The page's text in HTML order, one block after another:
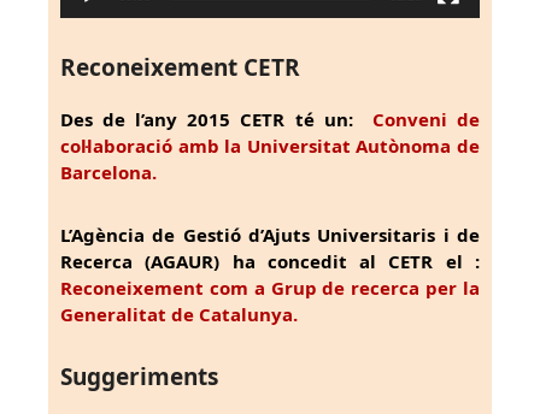
Reconeixement CETR
Des de l’any 2015 CETR té un: Conveni de
col·laboració amb la Universitat Autònoma de
Barcelona.
L’Agència de Gestió d’Ajuts Universitaris i de
Recerca (AGAUR) ha concedit al CETR el :
Reconeixement com a Grup de recerca per la
Generalitat de Catalunya.
Suggeriments